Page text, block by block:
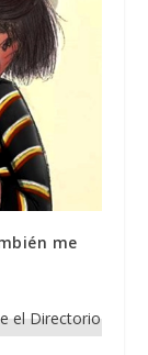
me